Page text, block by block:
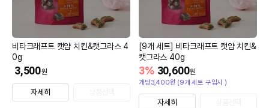
비타크래프트 캣얌 치킨&캣그라스 4
0g
3,500원
자세히
[9개 세트] 비타크래프트 캣얌 치킨&
캣그라스 40g
30,600원
3%
개당3,400원 (9개 세트 구입시 )
자세히